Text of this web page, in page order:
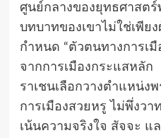
ศูนย์กลางของยุทธศาสตร์
บทบาทของเขาไม่ใช่เพีย
กำหนด “ตัวตนทางการเ
จากการเมืองกระแสหลัก
ราเชนเลือกวางตำแหน่ง
การเมืองสวยหรู ไม่พึ่งว
เน้นความจริงใจ สัจจะ แ